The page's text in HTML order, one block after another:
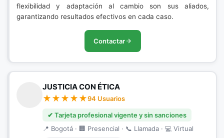
flexibilidad y adaptación al cambio son sus aliados,
garantizando resultados efectivos en cada caso.
Contactar
JUSTICIA CON ÉTICA
94 Usuarios
✔ Tarjeta profesional vigente y sin sanciones
📍 Bogotá · 🏢 Presencial · 📞 Llamada · 💻 Virtual